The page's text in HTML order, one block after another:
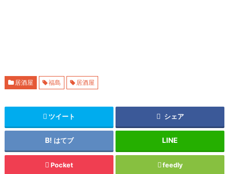
居酒屋 福島 居酒屋
ツイート シェア
はてブ
Pocket feedly